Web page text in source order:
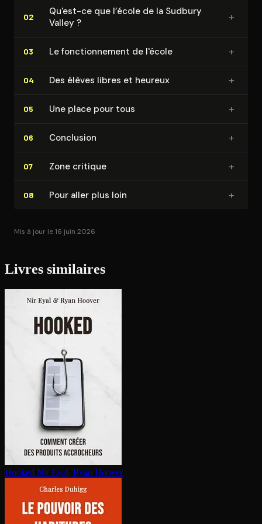
02
Qu'est-ce que l’école de la Sudbury
Valley ?
+
03 Le fonc­tion­ne­ment de l'école +
04 Des élèves libres et heureux +
05 Une place pour tous +
06 Conclusion +
07 Zone critique +
08 Pour aller plus loin +
Mis à jour le 16 juin 2026
Livres similaires
Hooked Nir Eyal, Ryan Hoover